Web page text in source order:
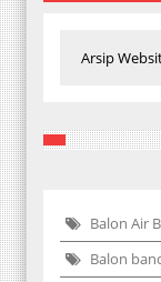
Balon Air
Balon